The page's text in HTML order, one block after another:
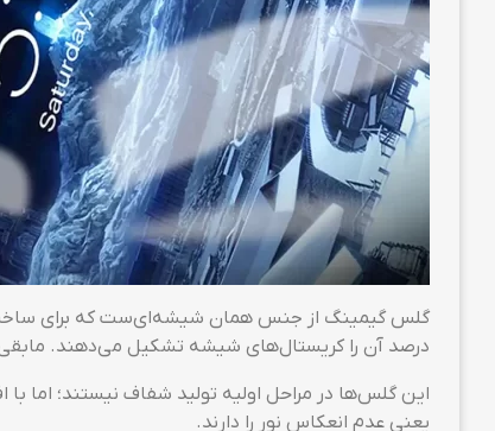
درصد آن را کریستال‌های شیشه تشکیل می‌دهند.
این گلس‌ها در مراحل اولیه تولید شفاف نیستند؛
یعنی عدم انعکاس نور را دارند.